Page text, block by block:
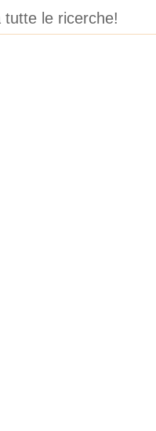
tutte le ricerche!